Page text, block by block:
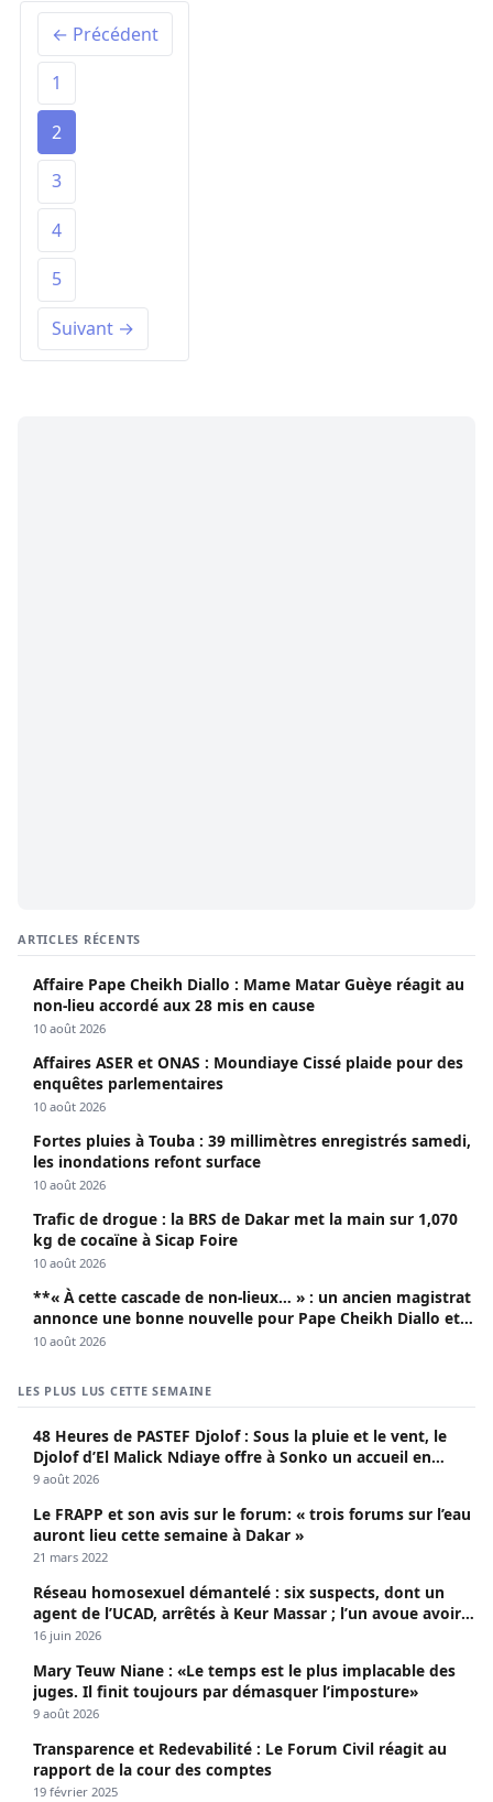
← Précédent
1
2
3
4
5
Suivant →
ARTICLES RÉCENTS
Affaire Pape Cheikh Diallo : Mame Matar Guèye réagit au
non-lieu accordé aux 28 mis en cause
10 août 2026
Affaires ASER et ONAS : Moundiaye Cissé plaide pour des
enquêtes parlementaires
10 août 2026
Fortes pluies à Touba : 39 millimètres enregistrés samedi,
les inondations refont surface
10 août 2026
Trafic de drogue : la BRS de Dakar met la main sur 1,070
kg de cocaïne à Sicap Foire
10 août 2026
**« À cette cascade de non-lieux… » : un ancien magistrat
annonce une bonne nouvelle pour Pape Cheikh Diallo et
Cie**
10 août 2026
LES PLUS LUS CETTE SEMAINE
48 Heures de PASTEF Djolof : Sous la pluie et le vent, le
Djolof d’El Malick Ndiaye offre à Sonko un accueil en
apothéose
9 août 2026
Le FRAPP et son avis sur le forum: « trois forums sur l’eau
auront lieu cette semaine à Dakar »
21 mars 2022
Réseau homosexuel démantelé : six suspects, dont un
agent de l’UCAD, arrêtés à Keur Massar ; l’un avoue avoir
propagé le VIH depuis 2018
16 juin 2026
Mary Teuw Niane : «Le temps est le plus implacable des
juges. Il finit toujours par démasquer l’imposture»
9 août 2026
Transparence et Redevabilité : Le Forum Civil réagit au
rapport de la cour des comptes
19 février 2025